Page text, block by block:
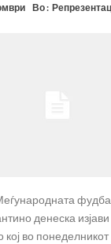
Во :
денеска изјави
кој во